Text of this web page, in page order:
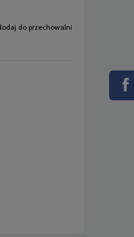
do przechowalni